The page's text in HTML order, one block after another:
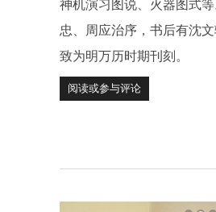
神机演习图说、火器图式
忠、周应治序，书后有沈
致为明万历时期刊刻。
阅读或参与评论